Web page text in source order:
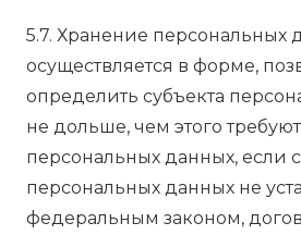
5.7. Хранение персональных
осуществляется в форме,
определить субъекта
не дольше, чем этого
персональных данных, если
персональных данных не
федеральным законом,